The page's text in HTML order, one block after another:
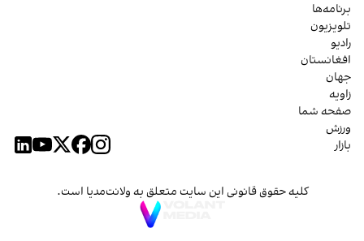
برنامه‌ها
تلویزیون
رادیو
افغانستان
جهان
زاویه
صفحه شما
ورزش
بازار
کلیه حقوق قانونی این سایت متعلق به ولانت‌مدیا است.